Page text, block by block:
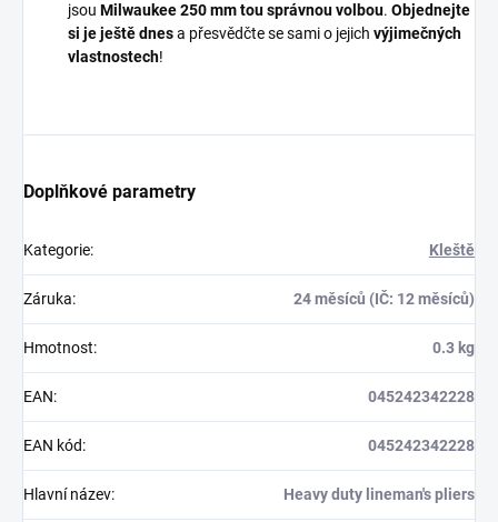
jsou Milwaukee 250 mm tou správnou volbou. Objednejte
si je ještě dnesa přesvědčte se sami o jejich výjimečných
vlastnostech!
Doplňkové parametry
Kategorie: Kleště
Záruka: 24 měsíců (IČ: 12 měsíců)
Hmotnost: 0.3 kg
EAN: 045242342228
EAN kód: 045242342228
Hlavní název: Heavy duty lineman's pliers